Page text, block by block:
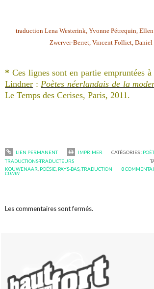
traduction Lena Westerink, Yvonne Pétrequin,
Zwerver-Berret, Vincent Folliet,
* Ces lignes sont en partie empruntées à
Lindner :Poètes néerlandais de la
Le Temps des Cerises, Paris, 2011.
LIEN PERMANENT IMPRIMER CATÉGORIES :
TRADUCTIONS-TRADUCTEURS
KOUWENAAR POÉSIE PAYS-BAS ,TRADUCTION 0
CUNIN
Les commentaires sont fermés.